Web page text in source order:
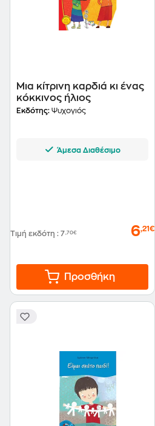
Μια κίτρινη καρδιά κι ένας
κόκκινος ήλιος
Εκδότης: Ψυχογιός
Άμεσα Διαθέσιμο
Τιμή εκδότη : 7,70€ 6,21€
Προσθήκη